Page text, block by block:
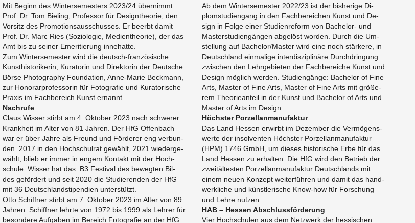
Mit Be­ginn des Win­ter­se­mes­ters 2023/24 über­nimmt
Prof. Dr. Tom Bie­ling, Pro­fes­sor für De­sign­theo­rie, den
Vor­sitz des Pro­mo­ti­ons­aus­schus­ses. Er be­erbt damit
Prof. Dr. Marc Ries (So­zio­lo­gie, Me­di­en­theo­rie), der das
Amt bis zu sei­ner Eme­ri­tie­rung in­ne­hat­te.
Zum Win­ter­se­mes­ter wird die deutsch-fran­zö­si­sche
Kunst­his­to­ri­ke­rin, Ku­ra­to­rin und Di­rek­to­rin der Deut­sche
Börse Pho­to­gra­phy Foun­da­ti­on, An­ne-Ma­rie Beck­mann,
zur Ho­no­rar­pro­fes­so­rin für Fo­to­gra­fie und Ku­ra­to­ri­sche
Pra­xis im Fach­be­reich Kunst er­nannt.
Nach­ru­fe
Claus Wis­ser stirbt am 4. Ok­to­ber 2023 nach schwe­rer
Krank­heit im Alter von 81 Jah­ren. Der HfG Of­fen­bach
war er über Jahre als Freund und För­de­rer eng ver­bun­
den. 2017 in den Hoch­schul­rat ge­wählt, 2021 wie­der­ge­
wählt, blieb er immer in engem Kon­takt mit der Hoch­
schu­le. Wis­ser hat das B3 Fes­ti­val des be­weg­ten Bil­
des ge­för­dert und seit 2020 die Stu­die­ren­den der HfG
mit 36 Deutsch­land­sti­pen­di­en un­ter­stützt.
Otto Schiff­ner stirbt am 7. Ok­to­ber 2023 im Alter von 89
Jah­ren. Schiff­ner lehr­te von 1972 bis 1999 als Leh­rer für
be­son­de­re Auf­ga­ben im Be­reich Fo­to­gra­fie an der HfG.
Ab dem Win­ter­se­mes­ter 2022/23 ist der bis­he­ri­ge Di­
plom­stu­di­en­gang in den Fach­be­rei­chen Kunst und De­
sign in Folge einer Stu­di­en­re­form von Ba­che­lor- und
Mas­ter­stu­di­en­gän­gen ab­ge­löst wor­den. Durch die Um­
stel­lung auf Ba­che­lor/Mas­ter wird eine noch stär­ke­re, in
Deutsch­land ein­ma­li­ge in­ter­dis­zi­pli­nä­re Durch­drin­gung
zwi­schen den Lehr­ge­bie­ten der Fach­be­rei­che Kunst und
De­sign mög­lich wer­den. Stu­di­en­gän­ge: Ba­che­lor of Fine
Arts, Mas­ter of Fine Arts, Mas­ter of Fine Arts mit grö­ße­
rem Theo­rie­an­teil in der Kunst und Ba­che­lor of Arts und
Mas­ter of Arts im De­sign.
Höchs­ter Por­zel­lan­ma­nu­fak­tur
Das Land Hes­sen er­wirbt im De­zem­ber die Ver­mö­gens­
wer­te der in­sol­ven­ten Höchs­ter Por­zel­lan­ma­nu­fak­tur
(HPM) 1746 GmbH, um die­ses his­to­ri­sche Erbe für das
Land Hes­sen zu er­hal­ten. Die HfG wird den Be­trieb der
zweit­äl­tes­ten Por­zel­lan­ma­nu­fak­tur Deutsch­lands mit
einem neuen Kon­zept wei­ter­füh­ren und damit das hand­
werk­li­che und künst­le­ri­sche Know-how für For­schung
und Lehre nut­zen.
HAB – Hes­sen Ab­schluss­för­de­rung
Vier Hoch­schu­len aus dem Netz­werk der hes­si­schen